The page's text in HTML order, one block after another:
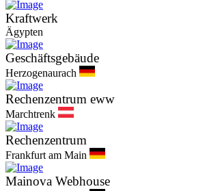
Kraftwerk
Ägypten
Geschäftsgebäude
Herzogenaurach
Rechenzentrum eww
Marchtrenk
Rechenzentrum
Frankfurt am Main
Mainova Webhouse